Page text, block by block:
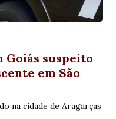
suspeito
em São
na cidade de Aragarças